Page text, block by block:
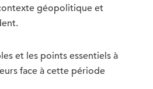
géopolitique et
et les points essentiels à
face à cette période